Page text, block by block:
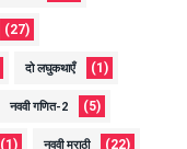
(27)
दो लघुकथाएँ (1)
नववी गणित-2 (5)
(1) नववी मराठी (22)